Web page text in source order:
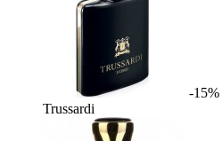
-15%
Trussardi